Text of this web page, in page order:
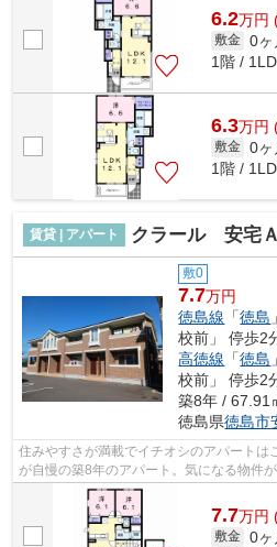
6.2万円
敷金 0ヶ
1階 /
6.3万円
敷金 0ヶ
1階 /
賃貸 | アパート クラール 安宅Ａ
敷0
7.7万円
徳島線 「徳島
校前」 停歩2
高徳線 「徳島
校前」 停歩2
築8年 / 67.91
徳島県徳島市
住みやすさが満載でイチオシのアパートは
が自慢の築8年のアパート。気になる物件
6127/rinrin-fudousan@mb.pikara.ne.jpから...
7.7万円
敷金 0ヶ